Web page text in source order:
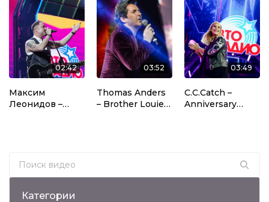
02:42
Максим
Леонидов –
03:52
Thomas Anders
– Brother Louie
03:49
C.C.Catch –
Anniversary
Search for:
Категории